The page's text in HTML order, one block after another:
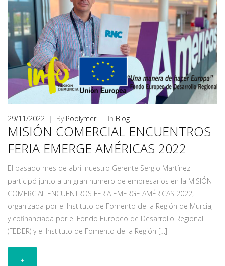
29/11/2022 | By Poolymer | In Blog
MISIÓN COMERCIAL ENCUENTROS
FERIA EMERGE AMÉRICAS 2022
El pasado mes de abril nuestro Gerente Sergio Martínez
participó junto a un gran numero de empresarios en la MISIÓN
COMERCIAL ENCUENTROS FERIA EMERGE AMÉRICAS 2022,
organizada por el Instituto de Fomento de la Región de Murcia,
y cofinanciada por el Fondo Europeo de Desarrollo Regional
(FEDER) y el Instituto de Fomento de la Región […]
+